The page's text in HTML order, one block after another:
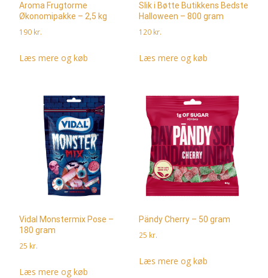
Aroma Frugtorme
Økonomipakke – 2,5 kg
190 kr.
Læs mere og køb
Slik i Bøtte Butikkens Bedste
Halloween – 800 gram
120 kr.
Læs mere og køb
Vidal Monstermix Pose –
180 gram
25 kr.
Læs mere og køb
Pändy Cherry – 50 gram
25 kr.
Læs mere og køb